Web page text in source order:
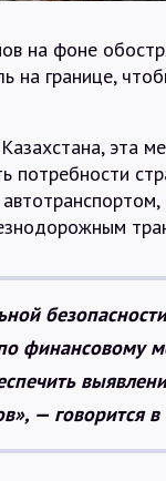
на фоне
на границе,
эта
потребности
финансовому
— говорится